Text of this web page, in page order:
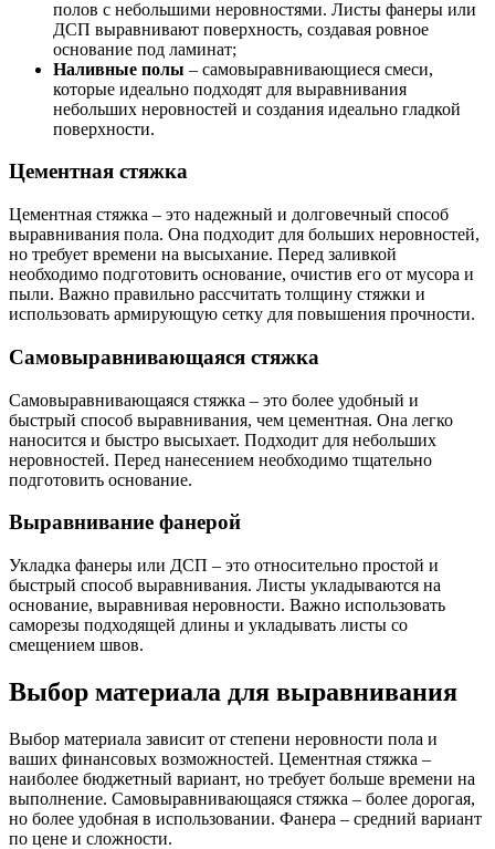
полов с небольшими неровностями. Листы фанеры или
ДСП выравнивают поверхность, создавая ровное
основание под ламинат;
Наливные полы – самовыравнивающиеся смеси,
которые идеально подходят для выравнивания
небольших неровностей и создания идеально гладкой
поверхности.
Цементная стяжка
Цементная стяжка – это надежный и долговечный способ
выравнивания пола. Она подходит для больших неровностей,
но требует времени на высыхание. Перед заливкой
необходимо подготовить основание, очистив его от мусора и
пыли. Важно правильно рассчитать толщину стяжки и
использовать армирующую сетку для повышения прочности.
Самовыравнивающаяся стяжка
Самовыравнивающаяся стяжка – это более удобный и
быстрый способ выравнивания, чем цементная. Она легко
наносится и быстро высыхает. Подходит для небольших
неровностей. Перед нанесением необходимо тщательно
подготовить основание.
Выравнивание фанерой
Укладка фанеры или ДСП – это относительно простой и
быстрый способ выравнивания. Листы укладываются на
основание, выравнивая неровности. Важно использовать
саморезы подходящей длины и укладывать листы со
смещением швов.
Выбор материала для выравнивания
Выбор материала зависит от степени неровности пола и
ваших финансовых возможностей. Цементная стяжка –
наиболее бюджетный вариант, но требует больше времени на
выполнение. Самовыравнивающаяся стяжка – более дорогая,
но более удобная в использовании. Фанера – средний вариант
по цене и сложности.